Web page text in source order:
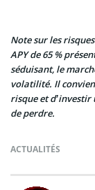
Note sur les
APY de 65 %
séduisant, le
volatilité. Il
risque et d’investir
de perdre.
ACTUALITÉS